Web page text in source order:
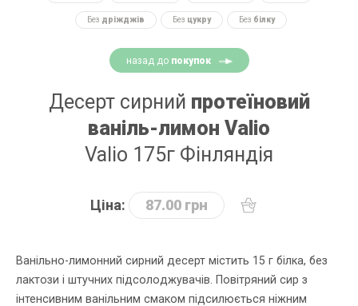
Без дріжджів Без цукру Без білку
назад до покупок
Десерт сирний протеїновий
ваніль-лимон Valio
Valio 175г Фінляндія
Ціна: 87.00 грн
Ванільно-лимонний сирний десерт містить 15 г білка, без
лактози і штучних підсолоджувачів. Повітряний сир з
інтенсивним ванільним смаком підсилюється ніжним